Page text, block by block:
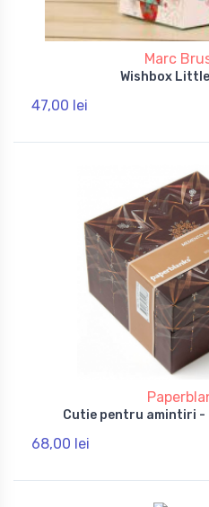
Marc
Wishbox
47,00 lei
Cutie pentru amintiri -
68,00 lei